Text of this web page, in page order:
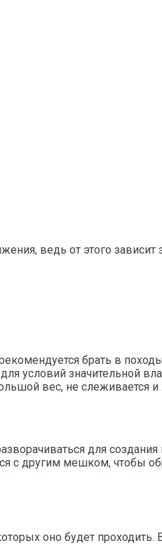
ведь от этого
брать в
условий значительной
вес, не слеживается
для создания
с другим мешком, чтобы
оно будет